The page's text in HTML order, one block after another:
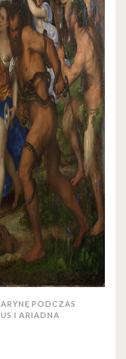
PODCZAS
I ARIADNA